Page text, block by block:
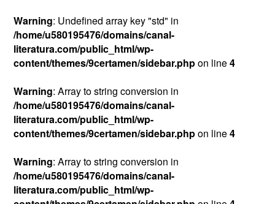
Warning: Undefined array key "std" in
/home/u580195476/domains/canal-
literatura.com/public_html/wp-
content/themes/9certamen/sidebar.phpon line4
Warning: Array to string conversion in
/home/u580195476/domains/canal-
literatura.com/public_html/wp-
content/themes/9certamen/sidebar.phpon line4
Warning: Array to string conversion in
/home/u580195476/domains/canal-
literatura.com/public_html/wp-